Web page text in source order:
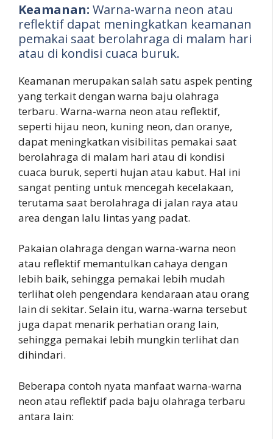
Keamanan: Warna-warna neon atau
reflektif dapat meningkatkan keamanan
pemakai saat berolahraga di malam hari
atau di kondisi cuaca buruk.
Keamanan merupakan salah satu aspek penting
yang terkait dengan warna baju olahraga
terbaru. Warna-warna neon atau reflektif,
seperti hijau neon, kuning neon, dan oranye,
dapat meningkatkan visibilitas pemakai saat
berolahraga di malam hari atau di kondisi
cuaca buruk, seperti hujan atau kabut. Hal ini
sangat penting untuk mencegah kecelakaan,
terutama saat berolahraga di jalan raya atau
area dengan lalu lintas yang padat.
Pakaian olahraga dengan warna-warna neon
atau reflektif memantulkan cahaya dengan
lebih baik, sehingga pemakai lebih mudah
terlihat oleh pengendara kendaraan atau orang
lain di sekitar. Selain itu, warna-warna tersebut
juga dapat menarik perhatian orang lain,
sehingga pemakai lebih mungkin terlihat dan
dihindari.
Beberapa contoh nyata manfaat warna-warna
neon atau reflektif pada baju olahraga terbaru
antara lain: